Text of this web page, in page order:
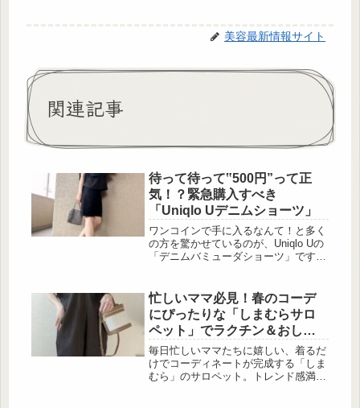
美容最新情報サイト
関連記事
待って待って‟500円”って正
気！？緊急購入すべき
「Uniqlo Uデニムショーツ」
ワンコインで手に入るなんて！と多く
の方を驚かせているのが、Uniqlo Uの
「デニムバミューダショーツ」です。
入して損のないアイテムと言えるでし
ょう。今回は特に着回しやすいブラッ
クとブルーの「デニムバミューダショ
ーツ」を使ったコーディネートも紹介
するので、是非参考にしてみてくださ
いね♡まさかのワンコイン！Uniqlo U
の「デニムバミューダショーツ」とは
出典:YumiCa...
忙しいママ必見！春のコーデ
にぴったりな「しまむらサロ
ペット」でラクチン＆おしゃ
れに決めよう
毎日忙しいママたちに嬉しい、着るだ
けでコーディネートが完成する「しま
むら」のサロペット。トレンド感満載